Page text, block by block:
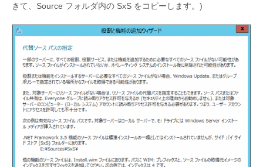
きて、Source フォルダ内の SxS をコピーします。)